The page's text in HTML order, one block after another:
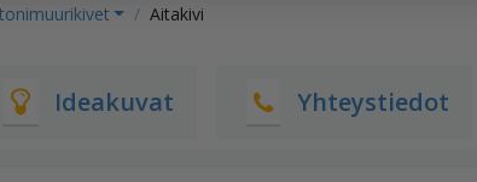
Aitakivi
Ideakuvat Yhteystiedot